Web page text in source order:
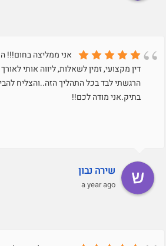
אני ממליצה בחום!!!
דין מקצועי, זמין לשאלות, ליווה אותי
הרגשתי לבד בכל התהליך הזה..והצליח
בתיק.אני מודה לכם!!
שירה נבון
a year ago